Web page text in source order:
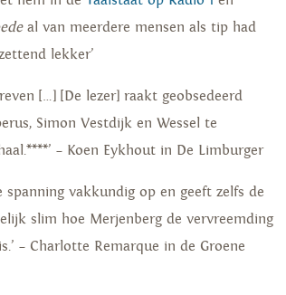
al van meerdere mensen als tip had
lekker’
[…] [De lezer] raakt geobsedeerd
Simon Vestdijk en Wessel te
– Koen Eykhout in De Limburger
spanning vakkundig op en geeft zelfs de
slim hoe Merjenberg de vervreemding
– Charlotte Remarque in de Groene